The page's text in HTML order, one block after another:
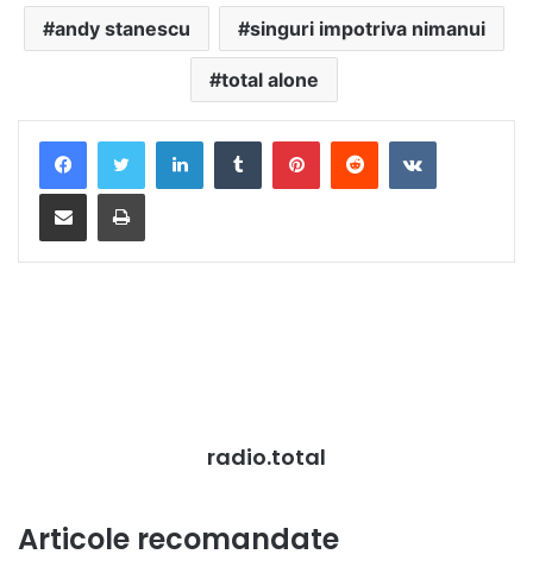
andy stanescu singuri impotriva nimanui
total alone
LinkedInTumblrPinterestRedditVKontakte
Distribuie prin mail Tipărește
radio.total
Articole recomandate